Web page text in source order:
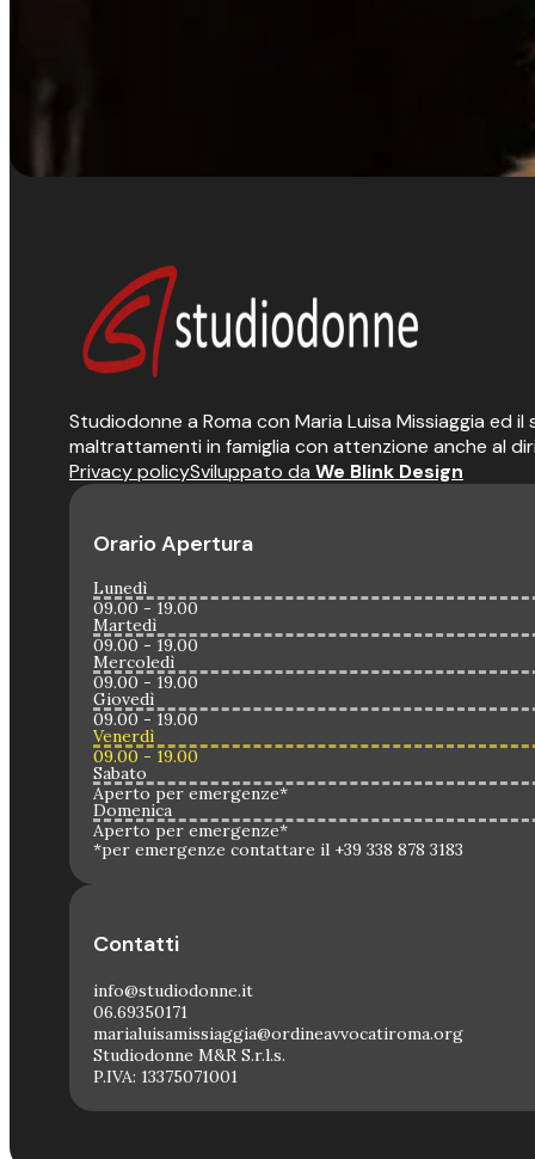
Studiodonne a Roma con Maria Luisa Missiaggia ed
maltrattamenti in famiglia con attenzione anche al
Privacy policySviluppato da We Blink Design
Orario Apertura
Lunedì
09.00 - 19.00
Martedì
09.00 - 19.00
Mercoledì
09.00 - 19.00
Giovedì
09.00 - 19.00
Venerdì
09.00 - 19.00
Sabato
Aperto per emergenze*
Domenica
Aperto per emergenze*
*per emergenze contattare il +39 338 878 3183
Contatti
info@studiodonne.it
06.69350171
marialuisamissiaggia@ordineavvocatiroma.org
Studiodonne M&R S.r.l.s.
P.IVA: 13375071001